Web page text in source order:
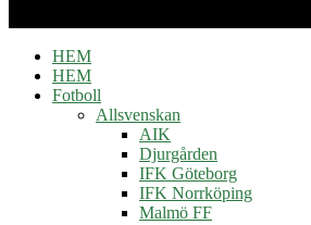
HEM
HEM
Fotboll
Allsvenskan
AIK
Djurgården
IFK Göteborg
IFK Norrköping
Malmö FF